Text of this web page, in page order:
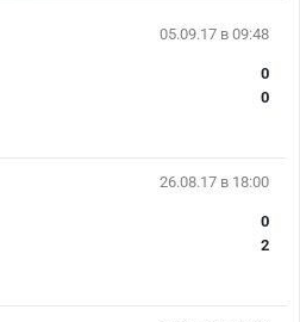
05.09.17 в 09:48
0
0
26.08.17 в 18:00
0
2